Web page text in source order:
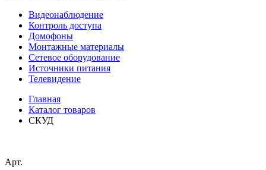
Видеонаблюдение
Контроль доступа
Домофоны
Монтажные материалы
Сетевое оборудование
Источники питания
Телевидение
Главная
Каталог товаров
СКУД
Арт.